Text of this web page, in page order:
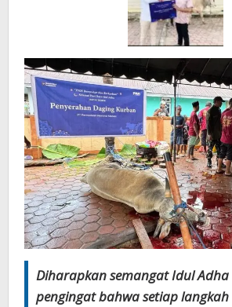
Diharapkan semangat Idul
pengingat bahwa setiap